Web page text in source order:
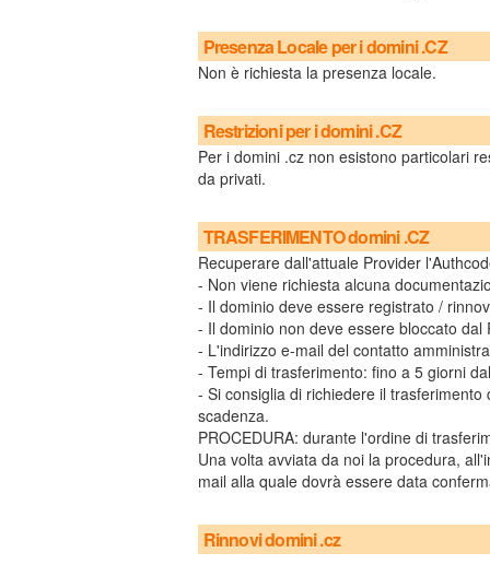
Presenza Locale per i domini .CZ
Non è richiesta la presenza locale.
Restrizioni per i domini .CZ
Per i domini .cz non esistono particolari
da privati.
TRASFERIMENTO domini .CZ
Recuperare dall'attuale Provider
- Non viene richiesta alcuna
- Il dominio deve essere registrato /
- Il dominio non deve essere bloccato
- L'indirizzo e-mail del contatto
- Tempi di trasferimento: fino a 5 giorni
- Si consiglia di richiedere il
scadenza.
PROCEDURA: durante l'ordine di
Una volta avviata da noi la procedura,
mail alla quale dovrà essere data
Rinnovi domini .cz